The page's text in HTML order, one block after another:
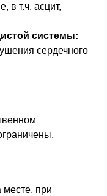
в т.ч. асцит,
системы:
сердечного
при